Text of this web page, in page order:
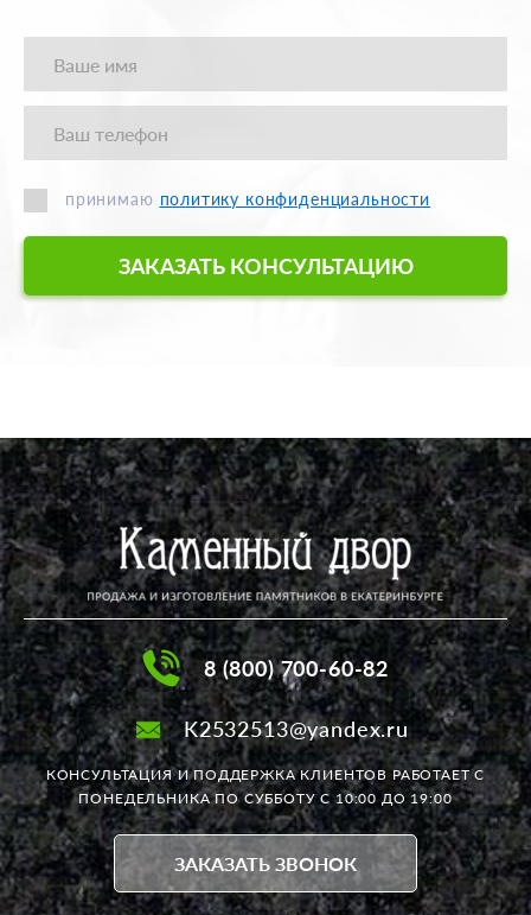
принимаю политику конфиденциальности
ЗАКАЗАТЬ КОНСУЛЬТАЦИЮ
8 (800) 700-60-82
K2532513@yandex.ru
КОНСУЛЬТАЦИЯ И ПОДДЕРЖКА КЛИЕНТОВ РАБОТАЕТС
ПОНЕДЕЛЬНИКА ПО СУББОТУ С 10:00 ДО 19:00
ЗАКАЗАТЬ ЗВОНОК